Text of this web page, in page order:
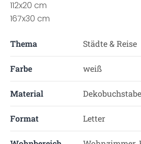
112x20 cm
167x30 cm
Thema Städte & Reise
Farbe weiß
Material
Format Letter